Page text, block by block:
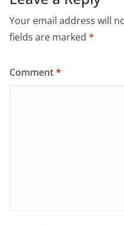
Your email address will
fields are marked *
Comment*